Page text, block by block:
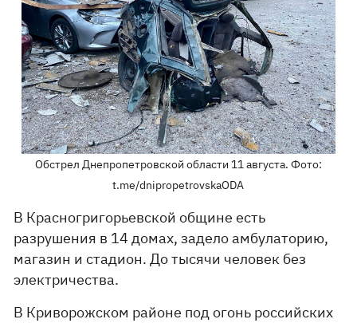
Обстрел Днепропетровской области 11 августа. Фото:
t.me/dnipropetrovskaODA
В Красногригорьевской общине есть
разрушения в 14 домах, задело амбулаторию,
магазин и стадион. До тысячи человек без
электричества.
В Криворожском районе под огонь российских